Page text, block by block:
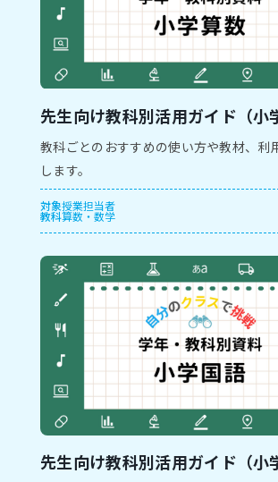
先生向け教科別活用ガイド（小
教科ごとのおすすめの使い方や教材、利
します。
対象授業担当者
教科算数・数学
先生向け教科別活用ガイド（小